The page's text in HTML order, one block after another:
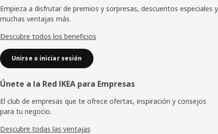
de
página
Empieza a disfrutar de premios y sorpresas, descuentos especiales y
muchas ventajas más.
Descubre todos los beneficios
Unirse o iniciar sesión
Únete a la Red IKEA para Empresas
El club de empresas que te ofrece ofertas, inspiración y consejos
para tu negocio.
Descubre todas las ventajas